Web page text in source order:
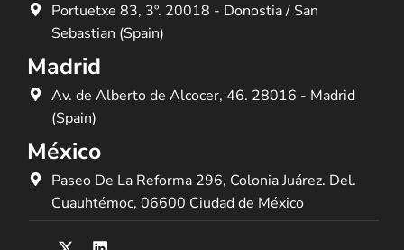
Portuetxe 83, 3º. 20018 - Donostia / San
Sebastian (Spain)
Madrid
Av. de Alberto de Alcocer, 46. 28016 - Madrid
(Spain)
México
Paseo De La Reforma 296, Colonia Juárez. Del.
Cuauhtémoc, 06600 Ciudad de México